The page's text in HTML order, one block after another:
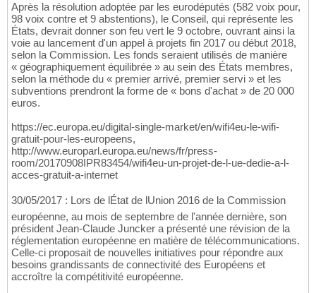
Après la résolution adoptée par les eurodéputés (582 voix pour,
98 voix contre et 9 abstentions), le Conseil, qui représente les
États, devrait donner son feu vert le 9 octobre, ouvrant ainsi la
voie au lancement d'un appel à projets fin 2017 ou début 2018,
selon la Commission. Les fonds seraient utilisés de manière
« géographiquement équilibrée » au sein des États membres,
selon la méthode du « premier arrivé, premier servi » et les
subventions prendront la forme de « bons d'achat » de 20 000
euros.
https://ec.europa.eu/digital-single-market/en/wifi4eu-le-wifi-
gratuit-pour-les-europeens,
http://www.europarl.europa.eu/news/fr/press-
room/20170908IPR83454/wifi4eu-un-projet-de-l-ue-dedie-a-l-
acces-gratuit-a-internet
30/05/2017 : Lors de lÉtat de lUnion 2016 de la Commission
européenne, au mois de septembre de l'année dernière, son
président Jean-Claude Juncker a présenté une révision de la
réglementation européenne en matière de télécommunications.
Celle-ci proposait de nouvelles initiatives pour répondre aux
besoins grandissants de connectivité des Européens et
accroître la compétitivité européenne.